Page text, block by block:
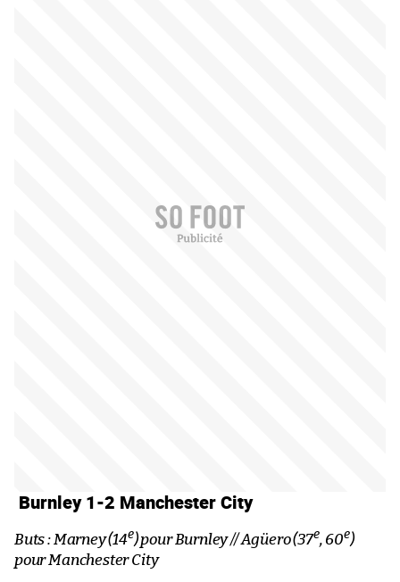
Burnley 1-2 Manchester City
Buts : Marney (14e) pour Burnley // Agüero (37e, 60e)
pour Manchester City